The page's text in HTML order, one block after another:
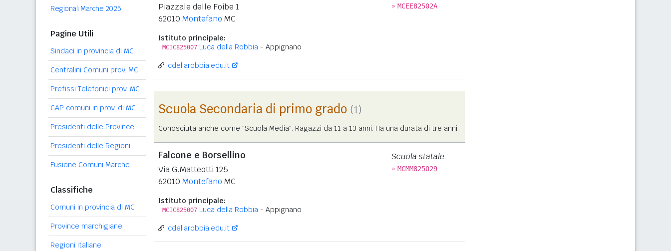
Regionali Marche 2025
Pagine Utili
Sindaci in provincia di MC
Centralini Comuni prov. MC
Prefissi Telefonici prov. MC
CAP comuni in prov. di MC
Presidenti delle Province
Presidenti delle Regioni
Fusione Comuni Marche
Classifiche
Comuni in provincia di MC
Province marchigiane
Regioni italiane
Piazzale delle Foibe 1
62010 Montefano MC
Istituto principale:
MCIC825007 Luca della Robbia - Appignano
» MCEE82502A
icdellarobbia.edu.it
Scuola Secondaria di primo grado (1)
Conosciuta anche come "Scuola Media". Ragazzi da 11 a 13 anni. Ha una durata di tre anni.
Falcone e Borsellino
Via G.Matteotti 125
62010 Montefano MC
Istituto principale:
MCIC825007 Luca della Robbia - Appignano
Scuola statale
» MCMM825029
icdellarobbia.edu.it